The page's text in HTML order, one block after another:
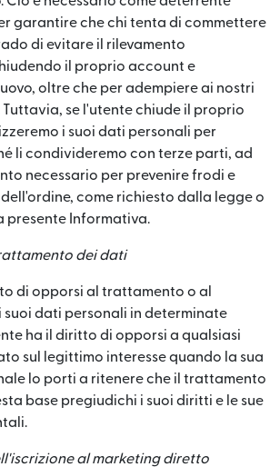
garantire che chi tenta di commettere
di evitare il rilevamento
il proprio account e
oltre che per adempiere ai nostri
se l'utente chiude il proprio
i suoi dati personali per
li condivideremo con terze parti, ad
necessario per prevenire frodi e
come richiesto dalla legge o
presente Informativa.
dei dati
di opporsi al trattamento o al
dati personali in determinate
ha il diritto di opporsi a qualsiasi
sul legittimo interesse quando la sua
lo porti a ritenere che il trattamento
base pregiudichi i suoi diritti e le sue
al marketing diretto